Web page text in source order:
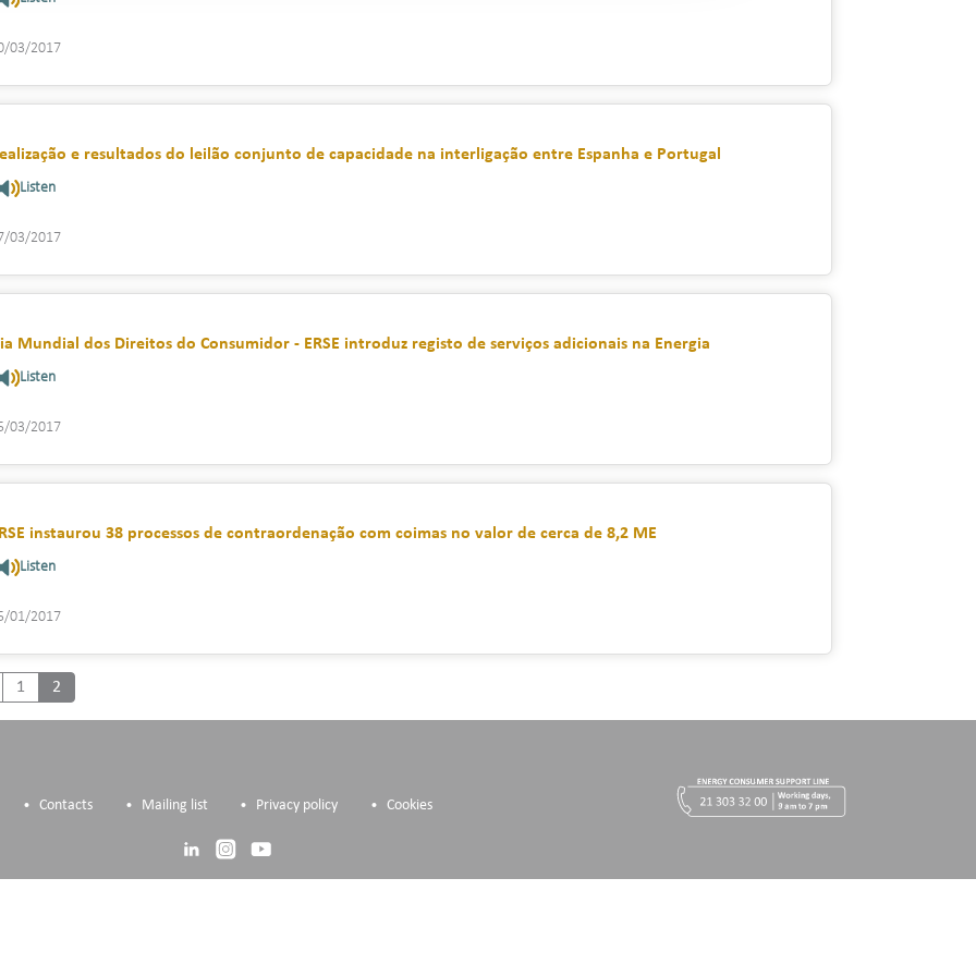
03/2017
e resultados do leilão conjunto de capacidade na interligação entre Espanha e Portugal
Listen
03/2017
Mundial dos Direitos do Consumidor - ERSE introduz registo de serviços adicionais na Energia
Listen
03/2017
instaurou 38 processos de contraordenação com coimas no valor de cerca de 8,2 ME
Listen
01/2017
1 2
Contacts Mailing list Privacy policy Cookies